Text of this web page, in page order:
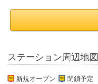
ステーション周辺地図
新規オープン 閉鎖予定